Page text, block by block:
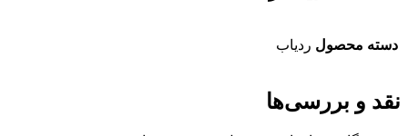
دسته محصول ردیاب
نقد و بررسی‌ها